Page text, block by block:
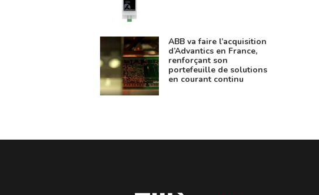
ABB va faire l’acquisition
d’Advantics en France,
renforçant son
portefeuille de solutions
en courant continu